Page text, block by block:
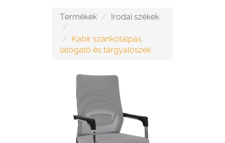
Termékek Irodai székek
Kabir szánkótalpas
látogató és tárgyalószék